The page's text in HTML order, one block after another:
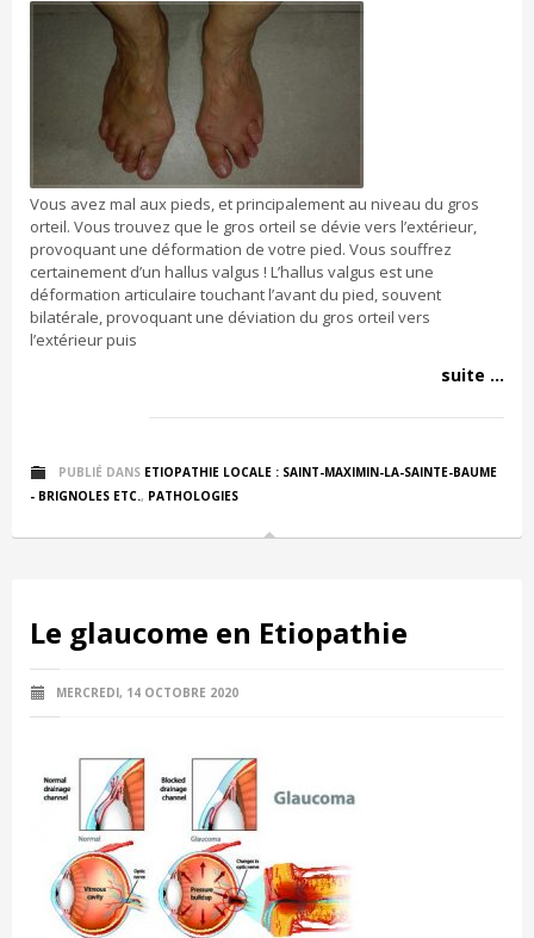
Vous avez mal aux pieds, et principalement au niveau du gros
orteil. Vous trouvez que le gros orteil se dévie vers l’extérieur,
provoquant une déformation de votre pied. Vous souffrez
certainement d’un hallus valgus ! L’hallus valgus est une
déformation articulaire touchant l’avant du pied, souvent
bilatérale, provoquant une déviation du gros orteil vers
l’extérieur puis
suite ...
PUBLIÉ DANS ETIOPATHIE LOCALE : SAINT-MAXIMIN-LA-SAINTE-BAUME
- BRIGNOLES ETC., PATHOLOGIES
Le glaucome en Etiopathie
MERCREDI, 14 OCTOBRE 2020